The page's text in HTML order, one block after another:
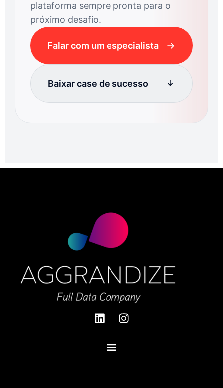
plataforma sempre pronta para o
próximo desafio.
Falar com um especialista
Baixar case de sucesso